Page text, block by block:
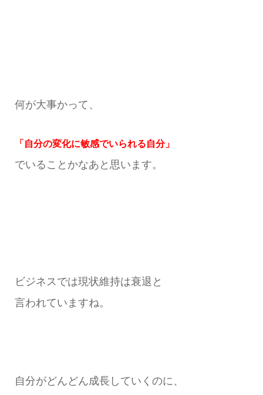
何が大事かって、
「自分の変化に敏感でいられる自分」
でいることかなあと思います。
ビジネスでは現状維持は衰退と
言われていますね。
自分がどんどん成長していくのに、